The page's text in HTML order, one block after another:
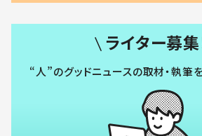
ライター募集
“人”のグッドニュースの取材・執筆